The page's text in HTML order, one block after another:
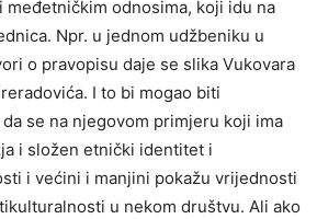
međetničkim odnosima, koji idu na
Npr. u jednom udžbeniku u
o pravopisu daje se slika Vukovara
I to bi mogao biti
se na njegovom primjeru koji ima
i složen etnički identitet i
i većini i manjini pokažu vrijednosti
u nekom društvu. Ali ako